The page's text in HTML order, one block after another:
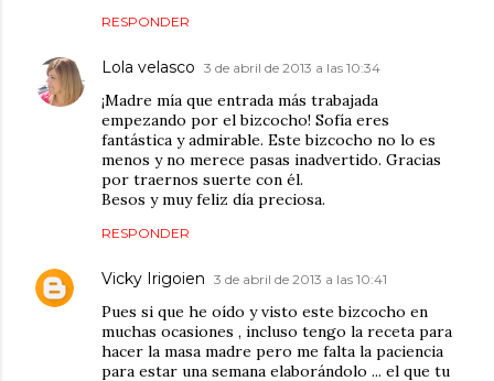
RESPONDER
Lola velasco 3 de abril de 2013 a las 10:34
¡Madre mía que entrada más trabajada
empezando por el bizcocho! Sofía eres
fantástica y admirable. Este bizcocho no lo es
menos y no merece pasas inadvertido. Gracias
por traernos suerte con él.
Besos y muy feliz día preciosa.
RESPONDER
Vicky Irigoien 3 de abril de 2013 a las 10:41
Pues si que he oído y visto este bizcocho en
muchas ocasiones , incluso tengo la receta para
hacer la masa madre pero me falta la paciencia
para estar una semana elaborándolo ... el que tu